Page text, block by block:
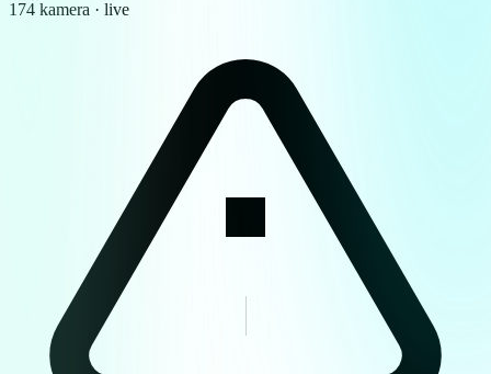
174 kamera · live